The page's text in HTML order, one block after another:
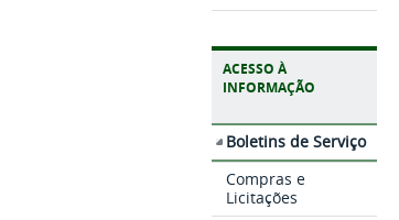
ACESSO À
INFORMAÇÃO
Boletins de Serviço
Compras e
Licitações